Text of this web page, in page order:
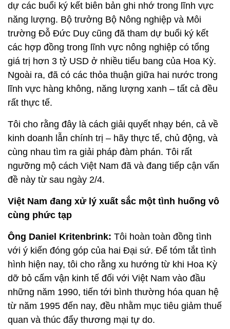
dự các buổi ký kết biên bản ghi nhớ trong lĩnh vực
năng lượng. Bộ trưởng Bộ Nông nghiệp và Môi
trường Đỗ Đức Duy cũng đã tham dự buổi ký kết
các hợp đồng trong lĩnh vực nông nghiệp có tổng
giá trị hơn 3 tỷ USD ở nhiều tiểu bang của Hoa Kỳ.
Ngoài ra, đã có các thỏa thuận giữa hai nước trong
lĩnh vực hàng không, năng lượng xanh – tất cả đều
rất thực tế.
Tôi cho rằng đây là cách giải quyết nhạy bén, cả về
kinh doanh lẫn chính trị – hãy thực tế, chủ động, và
cùng nhau tìm ra giải pháp đàm phán. Tôi rất
ngưỡng mộ cách Việt Nam đã và đang tiếp cận vấn
đề này từ sau ngày 2/4.
Việt Nam đang xử lý xuất sắc một tình huống vô
cùng phức tạp
Ông Daniel Kritenbrink: Tôi hoàn toàn đồng tình
với ý kiến đóng góp của hai Đại sứ. Để tóm tắt tình
hình hiện nay, tôi cho rằng xu hướng từ khi Hoa Kỳ
dỡ bỏ cấm vận kinh tế đối với Việt Nam vào đầu
những năm 1990, tiến tới bình thường hóa quan hệ
từ năm 1995 đến nay, đều nhằm mục tiêu giảm thuế
quan và thúc đẩy thương mại tự do.